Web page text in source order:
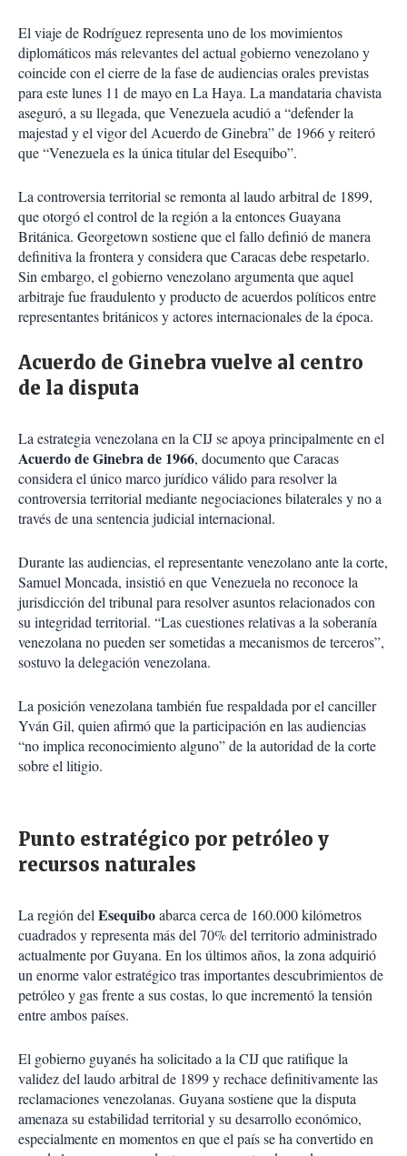
El viaje de Rodríguez representa uno de los movimientos
diplomáticos más relevantes del actual gobierno venezolano y
coincide con el cierre de la fase de audiencias orales previstas
para este lunes 11 de mayo en La Haya. La mandataria chavista
aseguró, a su llegada, que Venezuela acudió a “defender la
majestad y el vigor del Acuerdo de Ginebra” de 1966 y reiteró
que “Venezuela es la única titular del Esequibo”.
La controversia territorial se remonta al laudo arbitral de 1899,
que otorgó el control de la región a la entonces Guayana
Británica. Georgetown sostiene que el fallo definió de manera
definitiva la frontera y considera que Caracas debe respetarlo.
Sin embargo, el gobierno venezolano argumenta que aquel
arbitraje fue fraudulento y producto de acuerdos políticos entre
representantes británicos y actores internacionales de la época.
Acuerdo de Ginebra vuelve al centro
de la disputa
La estrategia venezolana en la CIJ se apoya principalmente en el
Acuerdo de Ginebra de 1966, documento que Caracas
considera el único marco jurídico válido para resolver la
controversia territorial mediante negociaciones bilaterales y no a
través de una sentencia judicial internacional.
Durante las audiencias, el representante venezolano ante la corte,
Samuel Moncada, insistió en que Venezuela no reconoce la
jurisdicción del tribunal para resolver asuntos relacionados con
su integridad territorial. “Las cuestiones relativas a la soberanía
venezolana no pueden ser sometidas a mecanismos de terceros”,
sostuvo la delegación venezolana.
La posición venezolana también fue respaldada por el canciller
Yván Gil, quien afirmó que la participación en las audiencias
“no implica reconocimiento alguno” de la autoridad de la corte
sobre el litigio.
Punto estratégico por petróleo y
recursos naturales
La región delEsequiboabarca cerca de 160.000 kilómetros
cuadrados y representa más del 70% del territorio administrado
actualmente por Guyana. En los últimos años, la zona adquirió
un enorme valor estratégico tras importantes descubrimientos de
petróleo y gas frente a sus costas, lo que incrementó la tensión
entre ambos países.
El gobierno guyanés ha solicitado a la CIJ que ratifique la
validez del laudo arbitral de 1899 y rechace definitivamente las
reclamaciones venezolanas. Guyana sostiene que la disputa
amenaza su estabilidad territorial y su desarrollo económico,
especialmente en momentos en que el país se ha convertido en